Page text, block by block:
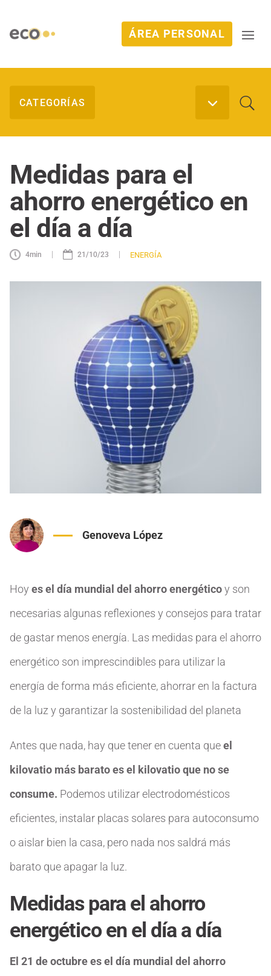
ÁREA PERSONAL
Medidas para el
ahorro energético en
el día a día
4min | 21/10/23 | ENERGÍA
Genoveva López
Hoy es el día mundial del ahorro energéticoy son
necesarias algunas reflexiones y consejos para tratar
de gastar menos energía. Las medidas para el ahorro
energético son imprescindibles para utilizar la
energía de forma más eficiente, ahorrar en la factura
de la luz y garantizar la sostenibilidad del planeta
Antes que nada, hay que tener en cuenta queel
kilovatio más barato es el kilovatio que no se
consume. Podemos utilizar electrodomésticos
eficientes, instalar placas solares para autoconsumo
o aislar bien la casa, pero nada nos saldrá más
barato que apagar la luz.
Medidas para el ahorro
energético en el día a día
El 21 de octubre es el día mundial del ahorro